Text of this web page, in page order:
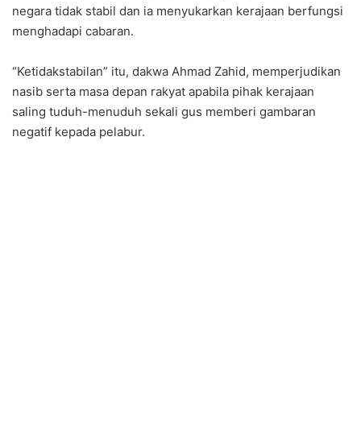
negara tidak stabil dan ia menyukarkan kerajaan berfungsi
menghadapi cabaran.
“Ketidakstabilan” itu, dakwa Ahmad Zahid, memperjudikan
nasib serta masa depan rakyat apabila pihak kerajaan
saling tuduh-menuduh sekali gus memberi gambaran
negatif kepada pelabur.